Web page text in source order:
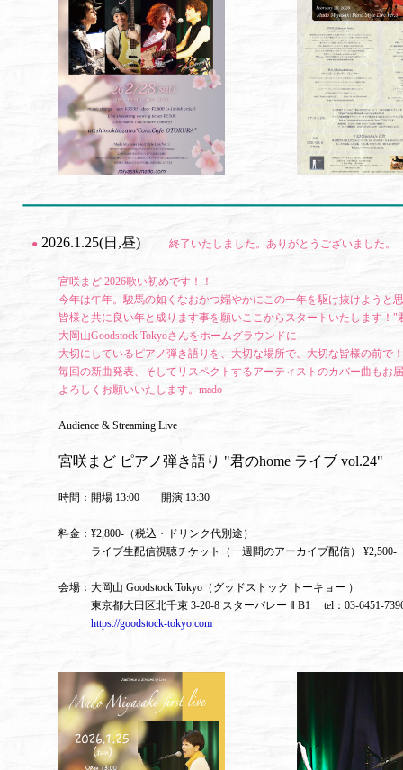
● 2026.1.25(日,昼) 終了いたしました。ありがとうございました。
宮咲まど 2026歌い初めです！！
今年は午年。駿馬の如くなおかつ嫋やかにこの一年を駆け抜けようと
皆様と共に良い年と成ります事を願いここからスタートいたします！"
大岡山Goodstock Tokyoさんをホームグラウンドに
大切にしているピアノ弾き語りを、大切な場所で、大切な皆様の前で
毎回の新曲発表、そしてリスペクトするアーティストのカバー曲もお
よろしくお願いいたします。mado
Audience & Streaming Live
宮咲まど ピアノ弾き語り "君のhome ライブ vol.24"
時間：開場 13:00 開演 13:30
料金：¥2,800-（税込・ドリンク代別途）
ライブ生配信視聴チケット（一週間のアーカイブ配信） ¥2,500-
会場：大岡山 Goodstock Tokyo（グッドストック トーキョー ）
東京都大田区北千束 3-20-8 スターバレー Ⅱ B1 tel：03-6451-
https://goodstock-tokyo.com